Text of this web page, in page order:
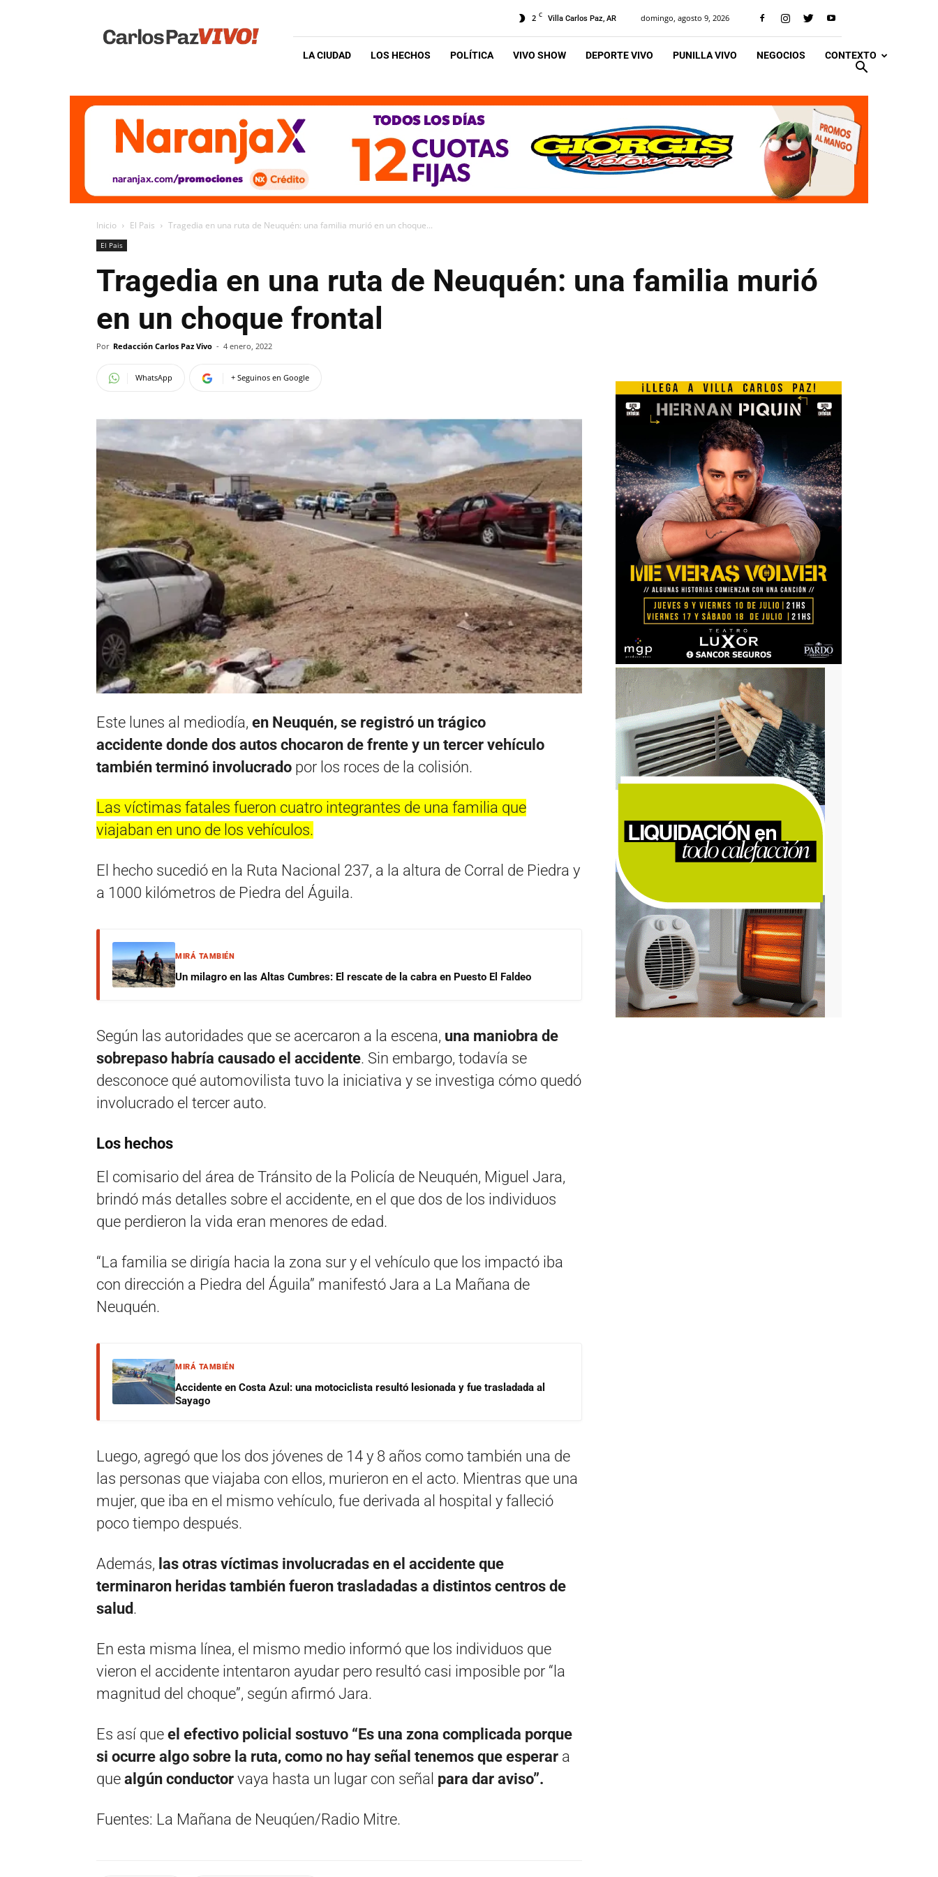
Vivo
2 C Villa Carlos Paz, AR domingo, agosto 9, 2026
LA CIUDAD LOS HECHOS POLÍTICA VIVO SHOW DEPORTE VIVO PUNILLA VIVO NEGOCIOS CONTEXTO
Inicio El Pais Tragedia en una ruta de Neuquén: una familia murió en un choque...
El Pais
Tragedia en una ruta de Neuquén: una familia murió
en un choque frontal
Por Redacción Carlos Paz Vivo - 4 enero, 2022
WhatsApp + Seguinos en Google
Este lunes al mediodía, en Neuquén, se registró un trágico
accidente donde dos autos chocaron de frente y un tercer vehículo
también terminó involucrado por los roces de la colisión.
Las víctimas fatales fueron cuatro integrantes de una familia que
viajaban en uno de los vehículos.
El hecho sucedió en la Ruta Nacional 237, a la altura de Corral de Piedra y
a 1000 kilómetros de Piedra del Águila.
MIRÁ TAMBIÉN
Un milagro en las Altas Cumbres: El rescate de la cabra en Puesto El Faldeo
Según las autoridades que se acercaron a la escena, una maniobra de
sobrepaso habría causado el accidente. Sin embargo, todavía se
desconoce qué automovilista tuvo la iniciativa y se investiga cómo quedó
involucrado el tercer auto.
Los hechos
El comisario del área de Tránsito de la Policía de Neuquén, Miguel Jara,
brindó más detalles sobre el accidente, en el que dos de los individuos
que perdieron la vida eran menores de edad.
“La familia se dirigía hacia la zona sur y el vehículo que los impactó iba
con dirección a Piedra del Águila” manifestó Jara a La Mañana de
Neuquén.
MIRÁ TAMBIÉN
Accidente en Costa Azul: una motociclista resultó lesionada y fue trasladada al
Sayago
Luego, agregó que los dos jóvenes de 14 y 8 años como también una de
las personas que viajaba con ellos, murieron en el acto. Mientras que una
mujer, que iba en el mismo vehículo, fue derivada al hospital y falleció
poco tiempo después.
Además, las otras víctimas involucradas en el accidente que
terminaron heridas también fueron trasladadas a distintos centros de
salud .
En esta misma línea, el mismo medio informó que los individuos que
vieron el accidente intentaron ayudar pero resultó casi imposible por “la
magnitud del choque”, según afirmó Jara.
Es así que el efectivo policial sostuvo “Es una zona complicada porque
si ocurre algo sobre la ruta, como no hay señal tenemos que esperar a
que algún conductor vaya hasta un lugar con señal para dar aviso”.
Fuentes: La Mañana de Neuqúen/Radio Mitre.